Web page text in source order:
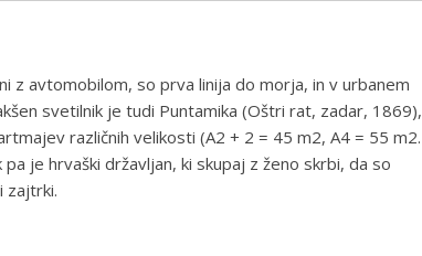
z avtomobilom, so prva linija do morja, in v urbanem
svetilnik je tudi Puntamika (Oštri rat, zadar, 1869),
različnih velikosti (A2 + 2 = 45 m2, A4 = 55 m2.
je hrvaški državljan, ki skupaj z ženo skrbi, da so
zajtrki.